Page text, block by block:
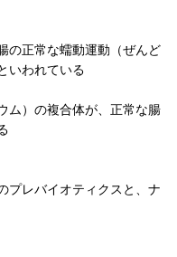
の正常な蠕動運動（ぜんど
いわれている
ム）の複合体が、正常な腸
プレバイオティクスと、ナ